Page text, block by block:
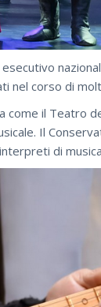
nel corso di
come il Teatro
Il
di